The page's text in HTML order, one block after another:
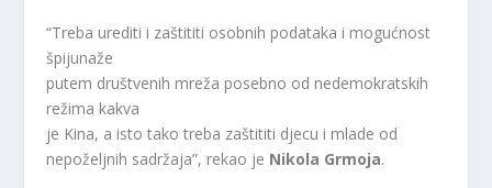
“Treba urediti i zaštititi osobnih podataka i mogućnost
špijunaže
putem društvenih mreža posebno od nedemokratskih
režima kakva
je Kina, a isto tako treba zaštititi djecu i mlade od
nepoželjnih sadržaja”, rekao je Nikola Grmoja.